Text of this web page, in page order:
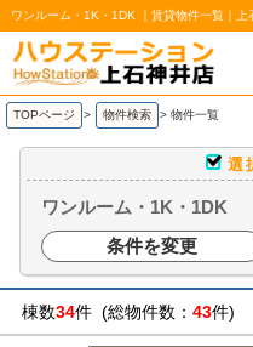
ワンルーム・1K・1DK ｜賃貸物件一覧｜
/
TOPページ > 物件検索 > 物件一覧
選
ワンルーム・1K・1DK
条件を変更
棟数34件 (総物件数： 43件)